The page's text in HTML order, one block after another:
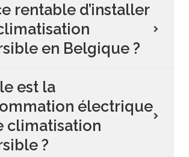
rentable d’installer
en Belgique ?
est la
électrique
climatisation
?